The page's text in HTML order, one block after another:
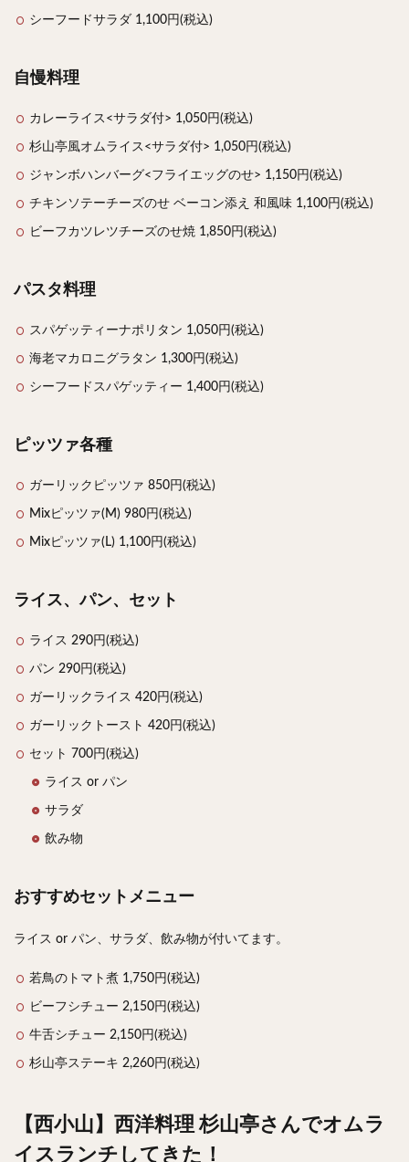
シーフードサラダ 1,100円(税込)
自慢料理
カレーライス<サラダ付> 1,050円(税込)
杉山亭風オムライス<サラダ付> 1,050円(税込)
ジャンボハンバーグ<フライエッグのせ> 1,150円(税込)
チキンソテーチーズのせ ベーコン添え 和風味 1,100円(税込)
ビーフカツレツチーズのせ焼 1,850円(税込)
パスタ料理
スパゲッティーナポリタン 1,050円(税込)
海老マカロニグラタン 1,300円(税込)
シーフードスパゲッティー 1,400円(税込)
ピッツァ各種
ガーリックピッツァ 850円(税込)
Mixピッツァ(M) 980円(税込)
Mixピッツァ(L) 1,100円(税込)
ライス、パン、セット
ライス 290円(税込)
パン 290円(税込)
ガーリックライス 420円(税込)
ガーリックトースト 420円(税込)
セット 700円(税込)
ライス or パン
サラダ
飲み物
おすすめセットメニュー
ライス or パン、サラダ、飲み物が付いてます。
若鳥のトマト煮 1,750円(税込)
ビーフシチュー 2,150円(税込)
牛舌シチュー 2,150円(税込)
杉山亭ステーキ 2,260円(税込)
【西小山】西洋料理 杉山亭さんでオムラ
イスランチしてきた！